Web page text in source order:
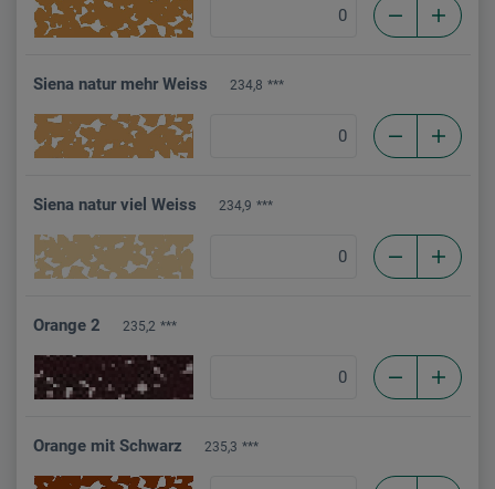
Siena natur mehr Weiss 234,8 ***
Siena natur viel Weiss 234,9 ***
Orange 2 235,2 ***
Orange mit Schwarz 235,3 ***